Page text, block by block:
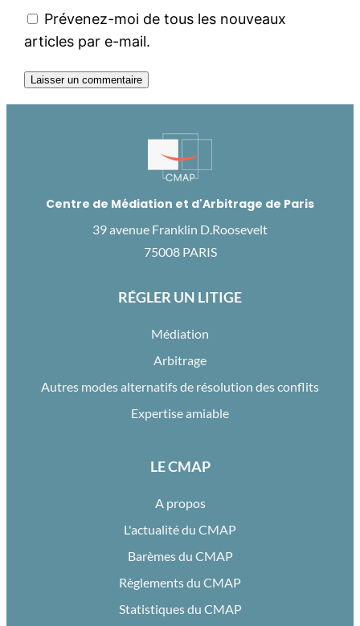
Prévenez-moi de tous les nouveaux
articles par e-mail.
Centre de Médiation et d'Arbitrage de Paris
39 avenue Franklin D.Roosevelt
75008 PARIS
RÉGLER UN LITIGE
Médiation
Arbitrage
Autres modes alternatifs de résolution des conflits
Expertise amiable
LE CMAP
A propos
L'actualité du CMAP
Barèmes du CMAP
Règlements du CMAP
Statistiques du CMAP